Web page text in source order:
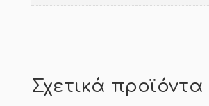
Σχετικά προϊόντα